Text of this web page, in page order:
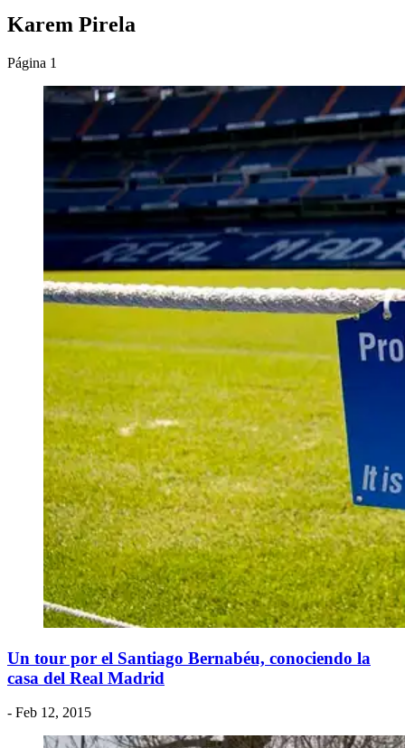
Karem Pirela
Página 1
​Un tour por el Santiago Bernabéu, conociendo la
casa del Real Madrid
- Feb 12, 2015